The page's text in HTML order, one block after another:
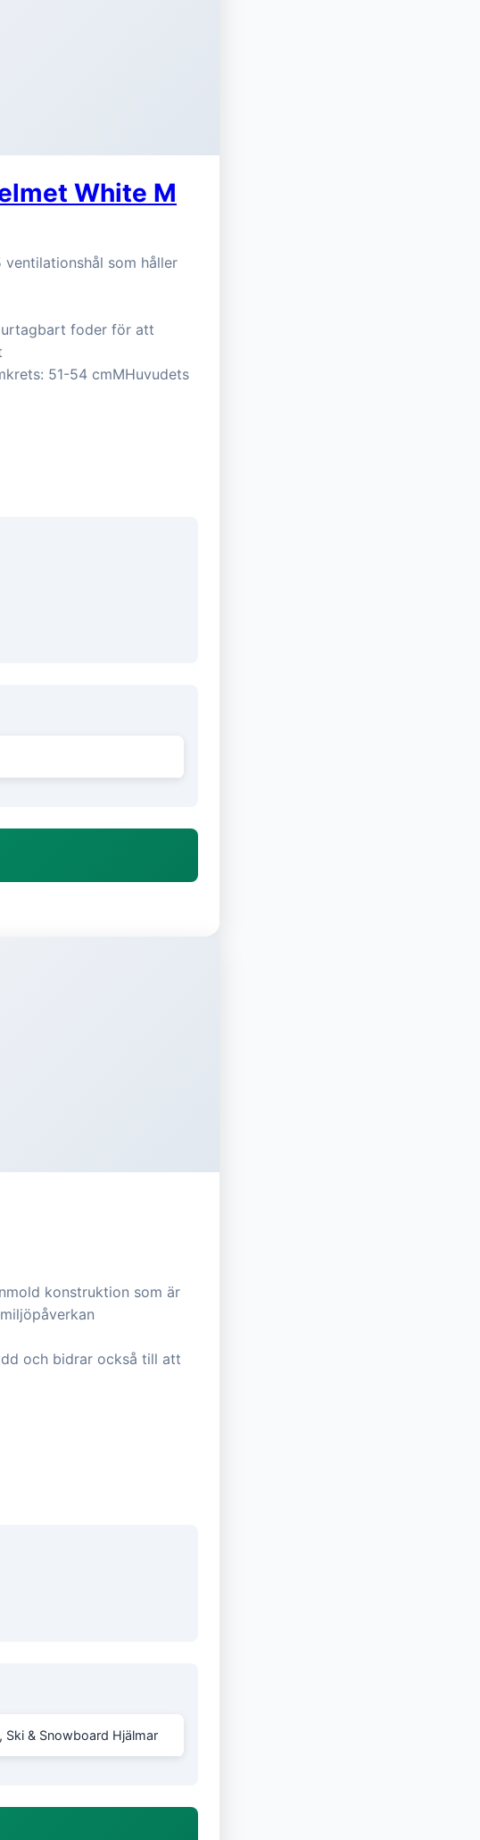
White M
som håller
urtagbart foder för att
51-54 cmMHuvudets
konstruktion som är
och bidrar också till att
& Snowboard Hjälmar